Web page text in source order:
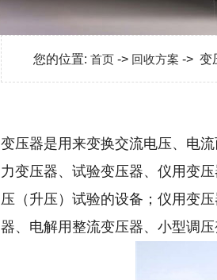
您的位置: 首页 -> 回收方案 -> 变
变压器是用来变换交流电压、电
力变压器、试验变压器、仪用变
压（升压）试验的设备；仪用变
器、电解用整流变压器、小型调压